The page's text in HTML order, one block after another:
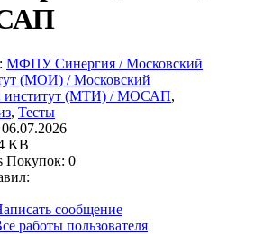
МФПУ Синергия / Московский
(МОИ) / Московский
институт (МТИ) / МОСАП,
, Тесты
06.07.2026
KB
Покупок: 0
сообщение
работы пользователя